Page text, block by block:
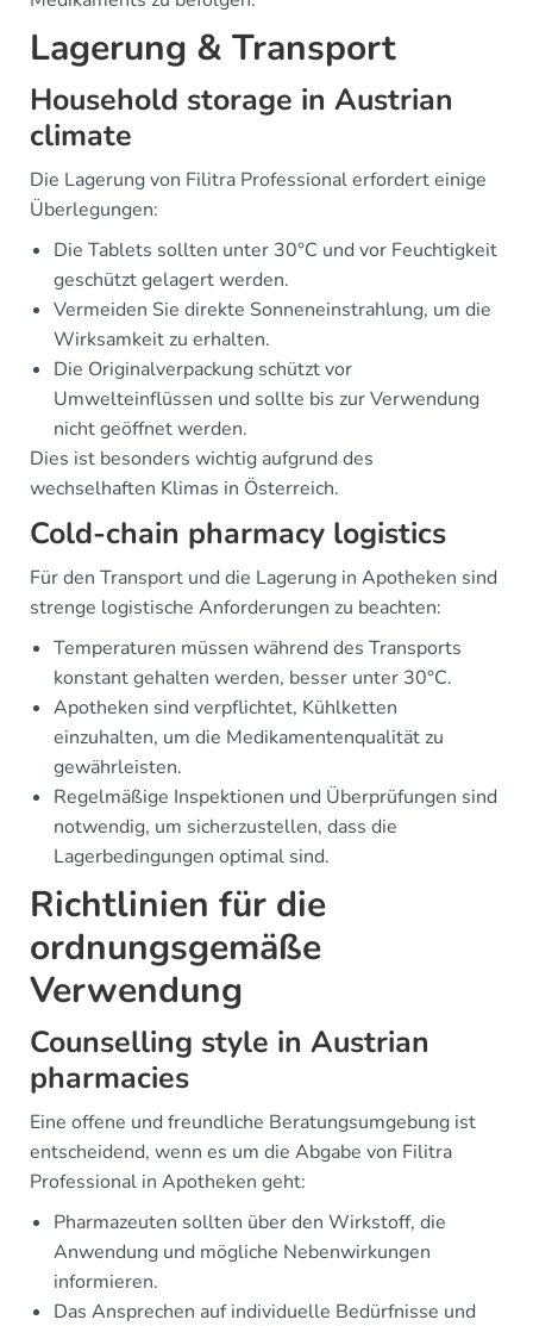
Lagerung & Transport
Household storage in Austrian
climate
Die Lagerung von Filitra Professional erfordert einige
Überlegungen:
Die Tablets sollten unter 30°C und vor Feuchtigkeit
geschützt gelagert werden.
Vermeiden Sie direkte Sonneneinstrahlung, um die
Wirksamkeit zu erhalten.
Die Originalverpackung schützt vor
Umwelteinflüssen und sollte bis zur Verwendung
nicht geöffnet werden.
Dies ist besonders wichtig aufgrund des
wechselhaften Klimas in Österreich.
Cold-chain pharmacy logistics
Für den Transport und die Lagerung in Apotheken sind
strenge logistische Anforderungen zu beachten:
Temperaturen müssen während des Transports
konstant gehalten werden, besser unter 30°C.
Apotheken sind verpflichtet, Kühlketten
einzuhalten, um die Medikamentenqualität zu
gewährleisten.
Regelmäßige Inspektionen und Überprüfungen sind
notwendig, um sicherzustellen, dass die
Lagerbedingungen optimal sind.
Richtlinien für die
ordnungsgemäße
Verwendung
Counselling style in Austrian
pharmacies
Eine offene und freundliche Beratungsumgebung ist
entscheidend, wenn es um die Abgabe von Filitra
Professional in Apotheken geht:
Pharmazeuten sollten über den Wirkstoff, die
Anwendung und mögliche Nebenwirkungen
informieren.
Das Ansprechen auf individuelle Bedürfnisse und